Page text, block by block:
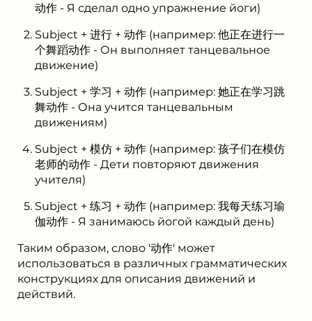
动作 - Я сделал одно упражнение йоги)
Subject + 进行 + 动作 (например: 他正在进行一
个舞蹈动作 - Он выполняет танцевальное
движение)
Subject + 学习 + 动作 (например: 她正在学习跳
舞动作 - Она учится танцевальным
движениям)
Subject + 模仿 + 动作 (например: 孩子们在模仿
老师的动作 - Дети повторяют движения
учителя)
Subject + 练习 + 动作 (например: 我每天练习瑜
伽动作 - Я занимаюсь йогой каждый день)
Таким образом, слово '动作' может
использоваться в различных грамматических
конструкциях для описания движений и
действий.